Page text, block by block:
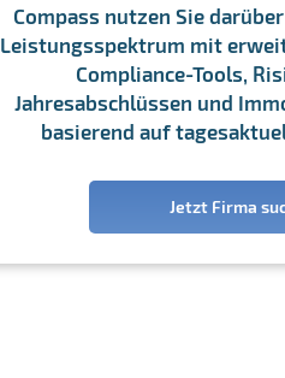
Compass nutzen Sie
Leistungsspektrum mit
Compliance-Tools,
Jahresabschlüssen und
basierend auf
Jetzt Firma